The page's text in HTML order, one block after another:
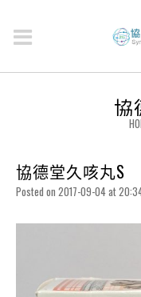
協
協德堂久咳丸S
Posted on 2017-09-04 at